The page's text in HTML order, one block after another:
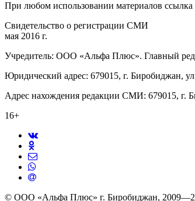
При любом использовании материалов ссылка
Свидетельство о регистрации СМИ
мая 2016 г.
Учредитель: ООО «Альфа Плюс». Главный
Юридический адрес: 679015, г. Биробиджан,
Адрес нахождения редакции СМИ: 679015, г.
16+
© ООО «Альфа Плюс» г. Биробиджан,